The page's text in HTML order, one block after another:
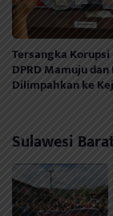
Tersangka Korupsi
DPRD Mamuju
Dilimpahkan ke
Sulawesi